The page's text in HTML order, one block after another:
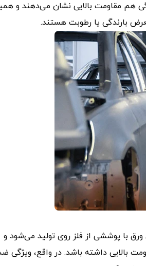
هم مقاومت بالایی نشان می‌دهند و
بارندگی یا رطوبت هستند.
ورق با پوششی از فلز روی تولید می‌شود و
بالایی داشته باشد. در واقع، ویژگی